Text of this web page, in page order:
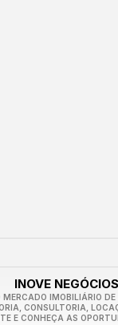
INOVE
MERCADO IMOBILIÁRIO
CONSULTORIA,
E CONHEÇA AS